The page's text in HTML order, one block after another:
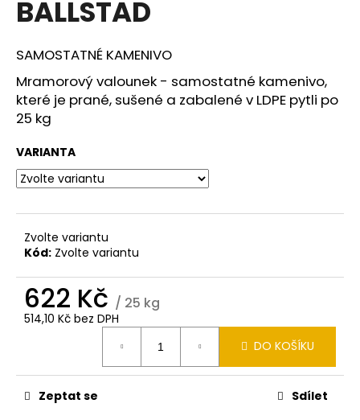
BALLSTAD
SAMOSTATNÉ KAMENIVO
Mramorový valounek - samostatné kamenivo,
které je prané, sušené a zabalené v LDPE pytli po
25 kg
VARIANTA
Zvolte variantu
Kód: Zvolte variantu
622 Kč / 25 kg
514,10 Kč bez DPH
DO KOŠÍKU
Zeptat se Sdílet
a
í
t
?
HLEDAT
D
o
p
o
u